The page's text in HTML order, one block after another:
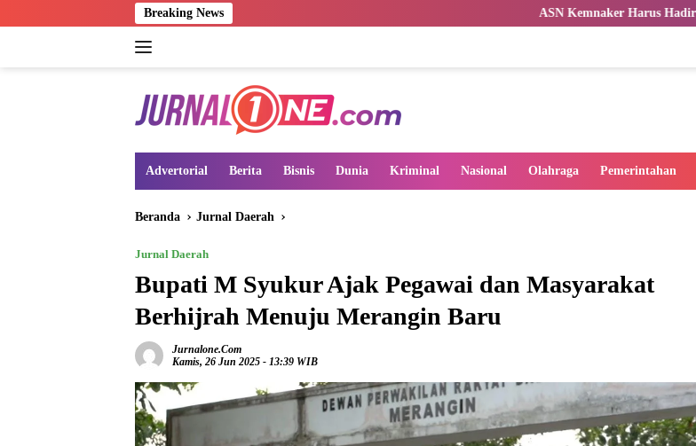
ke
Breaking News ASN Kemnaker Harus Hadirkan Dampak Nyata
Advertorial Berita Bisnis Dunia Kriminal Nasional Olahraga Pemerintahan
Beranda Jurnal Daerah
Jurnal Daerah
Bupati M Syukur Ajak Pegawai dan Masyarakat
Berhijrah Menuju Merangin Baru
Jurnalone.com
Kamis, 26 Jun 2025 - 13:39 WIB